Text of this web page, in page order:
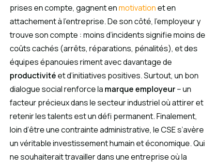
prises en compte, gagnent enmotivationet en
attachement à l’entreprise. De son côté, l’employeur y
trouve son compte : moins d’incidents signifie moins de
coûts cachés (arrêts, réparations, pénalités), et des
équipes épanouies riment avec davantage de
productivitéet d’initiatives positives. Surtout, un bon
dialogue social renforce la marque employeur– un
facteur précieux dans le secteur industriel où attirer et
retenir les talents est un défi permanent. Finalement,
loin d’être une contrainte administrative, le CSE s’avère
un véritable investissement humain et économique. Qui
ne souhaiterait travailler dans une entreprise où la